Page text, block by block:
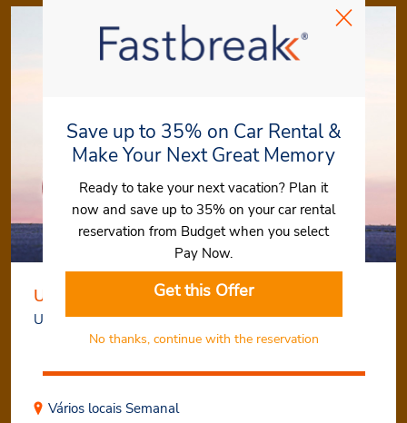
Save up to 35% on Car Rental &
Make Your Next Great Memory
Ready to take your next vacation? Plan it
now and save up to 35% on your car rental
reservation from Budget when you select
Pay Now.
Get this Offer
No thanks, continue with the reservation
Upgrade de grupo de carro de cortesia
Um passeio mais espaçoso.
Vários locais Semanal